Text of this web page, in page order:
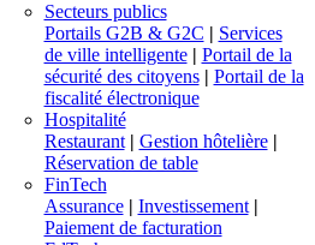
Secteurs publics
Portails G2B & G2C | Services
de ville intelligente| Portail de la
sécurité des citoyens| Portail de la
fiscalité électronique
Hospitalité
Restaurant| Gestion hôtelière|
Réservation de table
FinTech
Assurance| Investissement|
Paiement de facturation